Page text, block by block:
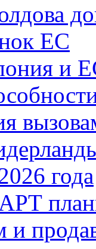
ЕС
и
года
и